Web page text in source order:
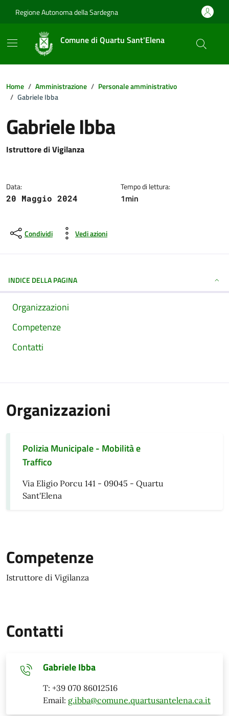
Regione Autonoma della Sardegna
Comune di Quartu Sant'Elena
Home Amministrazione
Personale amministrativo
Gabriele Ibba
Gabriele Ibba
Dettagli della notizia
Istruttore di Vigilanza
Data:
20 Maggio 2024
Tempo di lettura:
1min
Condividi Vedi azioni
INDICE DELLA PAGINA
Organizzazioni
Competenze
Contatti
Organizzazioni
Polizia Municipale - Mobilità e
Traffico
Via Eligio Porcu 141 - 09045 - Quartu
Sant'Elena
Competenze
Istruttore di Vigilanza
Contatti
Gabriele Ibba
T: +39 070 86012516
Email: g.ibba@comune.quartusantelena.ca.it